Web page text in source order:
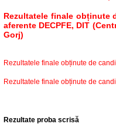
Rezultatele finale obținute
aferente DECPFE, DIT
Gorj)
Rezultatele finale obținute de
Rezultatele finale obținute de
Rezultate proba scrisă